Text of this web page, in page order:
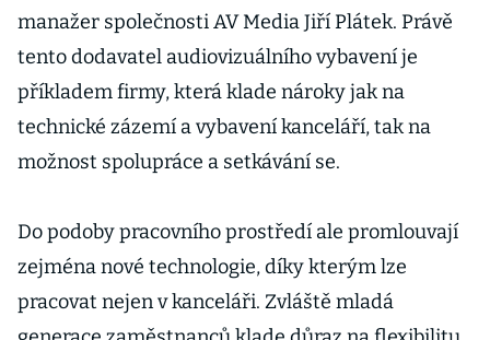
manažer společnosti AV Media Jiří Plátek. Právě
tento dodavatel audiovizuálního vybavení je
příkladem firmy, která klade nároky jak na
technické zázemí a vybavení kanceláří, tak na
možnost spolupráce a setkávání se.
Do podoby pracovního prostředí ale promlouvají
zejména nové technologie, díky kterým lze
pracovat nejen v kanceláři. Zvláště mladá